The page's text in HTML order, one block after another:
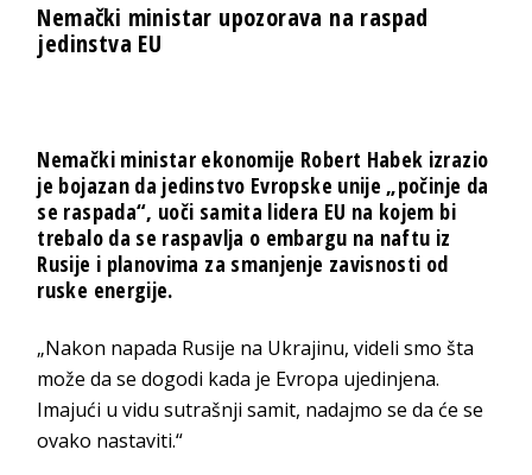
Nemački ministar upozorava na raspad
jedinstva EU
Nemački ministar ekonomije Robert Habek izrazio
je bojazan da jedinstvo Evropske unije „počinje da
se raspada“, uoči samita lidera EU na kojem bi
trebalo da se raspavlja o embargu na naftu iz
Rusije i planovima za smanjenje zavisnosti od
ruske energije.
„Nakon napada Rusije na Ukrajinu, videli smo šta
može da se dogodi kada je Evropa ujedinjena.
Imajući u vidu sutrašnji samit, nadajmo se da će se
ovako nastaviti.“